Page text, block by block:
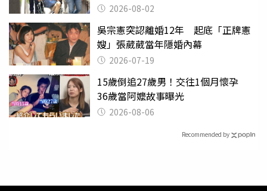
2026-08-02
吳宗憲突認離婚12年 起底「正牌憲
嫂」張葳葳當年隱婚內幕
2026-07-19
15歲倒追27歲男！交往1個月懷孕
36歲當阿嬤故事曝光
2026-08-06
Recommended by